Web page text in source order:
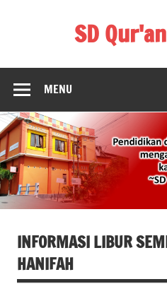
SD
MENU
INFORMASI LIBUR
HANIFAH